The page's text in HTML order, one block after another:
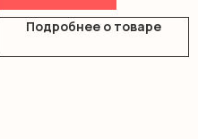
Подробнее о товаре